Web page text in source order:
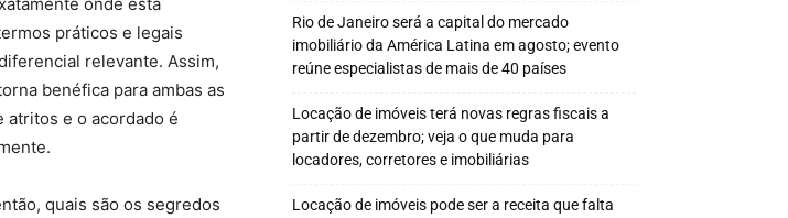
práticos e legais
relevante. Assim,
benéfica para ambas as
atritos e o acordado é
quais são os segredos
Rio de Janeiro será a capital do mercado
imobiliário da América Latina em agosto; evento
reúne especialistas de mais de 40 países
Locação de imóveis terá novas regras fiscais a
partir de dezembro; veja o que muda para
locadores, corretores e imobiliárias
Locação de imóveis pode ser a receita que falta